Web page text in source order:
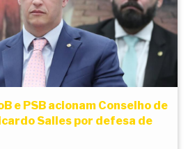
e PSB acionam Conselho de
Salles por defesa de